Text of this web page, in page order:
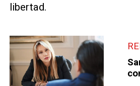
libertad.